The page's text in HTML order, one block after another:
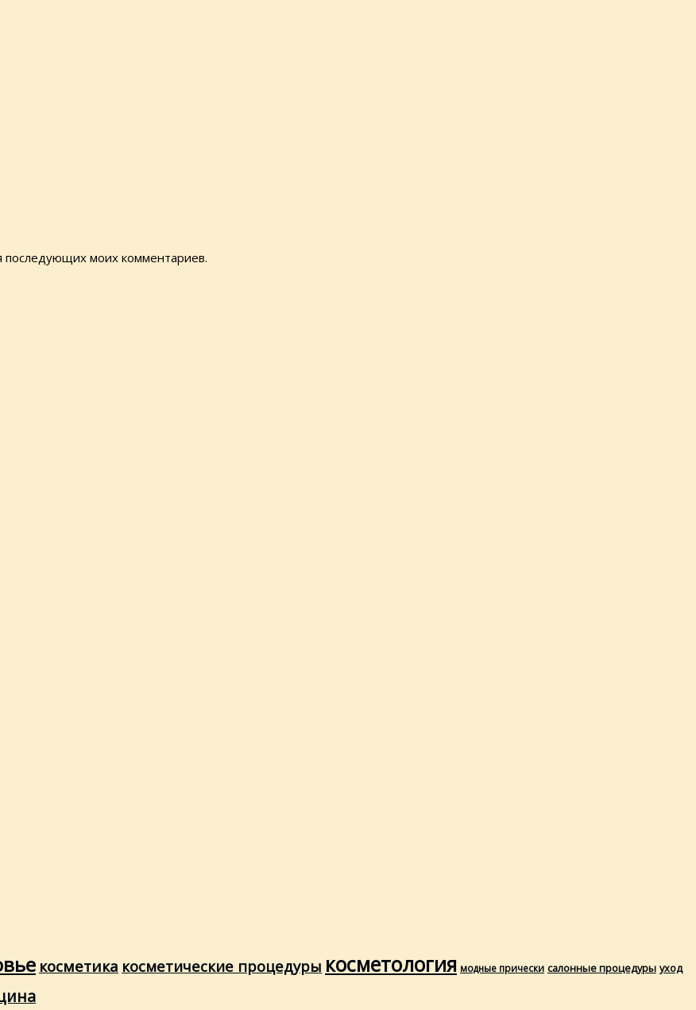
последующих моих комментариев.
косметика косметические процедуры косметология модные прически салонные процедуры уход